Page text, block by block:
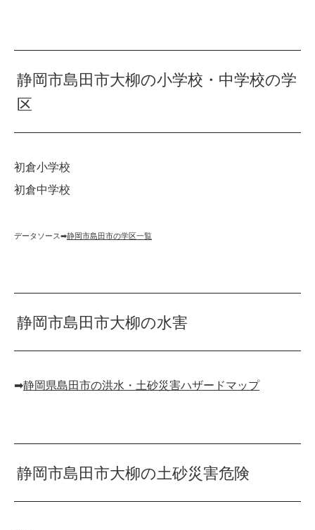
静岡市島田市大柳の小学校・中学校の学
区
初倉小学校
初倉中学校
データソース➡︎静岡市島田市の学区一覧
静岡市島田市大柳の水害
➡︎静岡県島田市の洪水・土砂災害ハザードマップ
静岡市島田市大柳の土砂災害危険